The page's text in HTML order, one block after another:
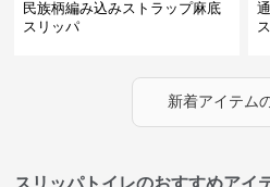
民族柄編み込みストラップ麻底
スリッパ
新着アイテム
スリッパトイレのおすすめアイ